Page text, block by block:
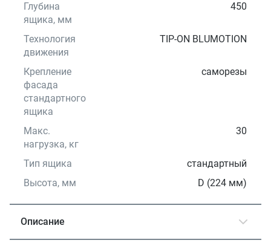
Глубина
ящика, мм
450
Технология
движения
TIP-ON BLUMOTION
Крепление
фасада
стандартного
ящика
саморезы
Макс.
нагрузка, кг
30
Тип ящика
стандартный
Высота, мм
D (224 мм)
Описание